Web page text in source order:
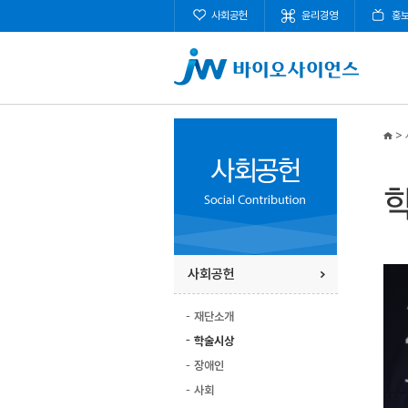
사회공헌 윤리경영 홍
사회공헌
재단소개
학술시상
장애인
사회
>